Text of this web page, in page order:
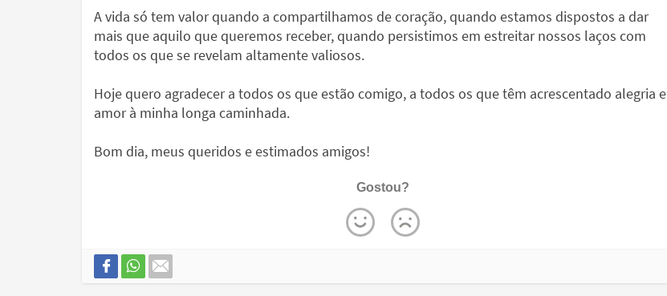
A vida só tem valor quando a compartilhamos de coração, quando estamos dispostos a dar
mais que aquilo que queremos receber, quando persistimos em estreitar nossos laços com
todos os que se revelam altamente valiosos.
Hoje quero agradecer a todos os que estão comigo, a todos os que têm acrescentado alegria e
amor à minha longa caminhada.
Bom dia, meus queridos e estimados amigos!
Gostou?